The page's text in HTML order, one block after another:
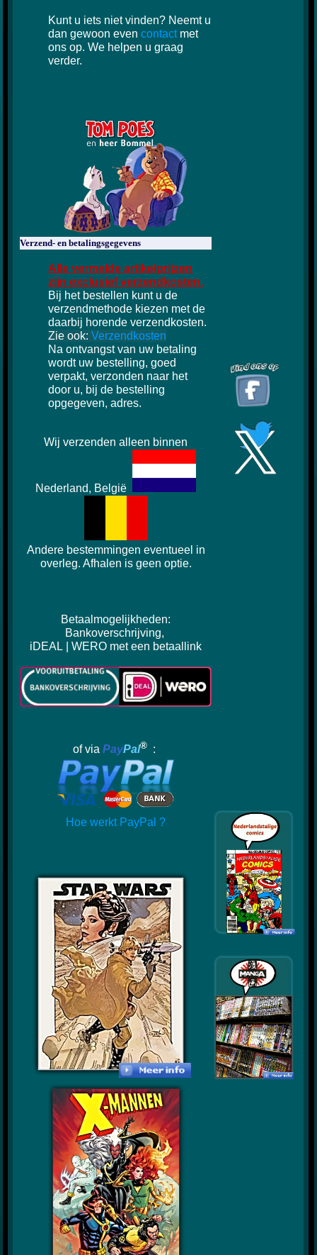
Kunt u iets niet vinden? Neemt u
dan gewoon evencontactmet
ons op. We helpen u graag
verder.
Verzend- en betalingsgegevens
Alle vermelde artikelprijzen
zijn exclusief verzendkosten.
Bij het bestellen kunt u de
verzendmethode kiezen met de
daarbij horende verzendkosten.
Zie ook: Verzendkosten
Na ontvangst van uw betaling
wordt uw bestelling, goed
verpakt, verzonden naar het
door u, bij de bestelling
opgegeven, adres.
Wij verzenden alleen binnen
Nederland, België
Andere bestemmingen eventueel in
overleg. Afhalen is geen optie.
Betaalmogelijkheden:
Bankoverschrijving,
iDEAL | WERO met een betaallink
of viaPayPal® :
Hoe werkt PayPal ?